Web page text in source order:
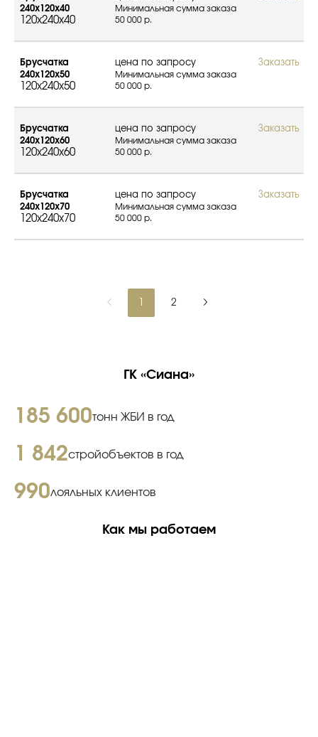
240х120х40
120x240x40
Минимальная сумма заказа
50 000 р.
Брусчатка
240х120х50
120x240x50
цена по запросу
Минимальная сумма заказа
50 000 р.
Заказать
Брусчатка
240х120х60
120x240x60
цена по запросу
Минимальная сумма заказа
50 000 р.
Заказать
Брусчатка
240х120х70
120x240x70
цена по запросу
Минимальная сумма заказа
50 000 р.
Заказать
2
ГК «Сиана»
185 600тонн ЖБИ в год
1 842стройобъектов в год
990лояльных клиентов
Как мы работаем